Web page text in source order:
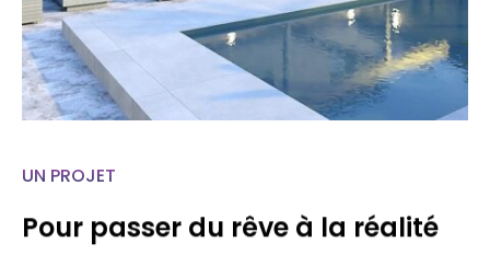
UN PROJET
Pour passer du rêve à la réalité